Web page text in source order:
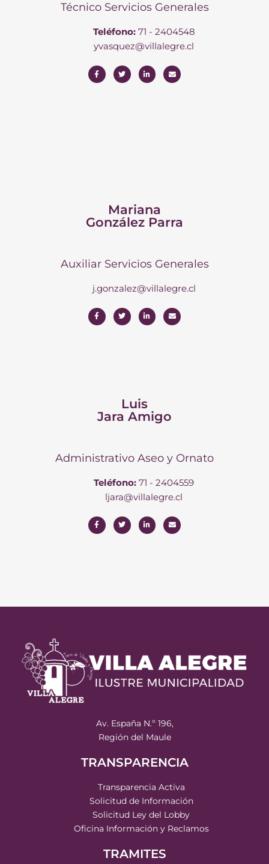
Técnico Servicios Generales
Teléfono:71 - 2404548
yvasquez@villalegre.cl
Mariana
González Parra
Auxiliar Servicios Generales
j.gonzalez@villalegre.cl
Luis
Jara Amigo
Administrativo Aseo y Ornato
Teléfono: 71 - 2404559
ljara@villalegre.cl
Av. España N.º 196,
Región del Maule
TRANSPARENCIA
Transparencia Activa
Solicitud de Información
Solicitud Ley del Lobby
Oficina Información y Reclamos
TRAMITES